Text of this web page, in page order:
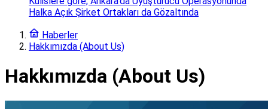
Halka Açık Şirket Ortakları da Gözaltında
Haberler
Hakkımızda (About Us)
Hakkımızda (About Us)